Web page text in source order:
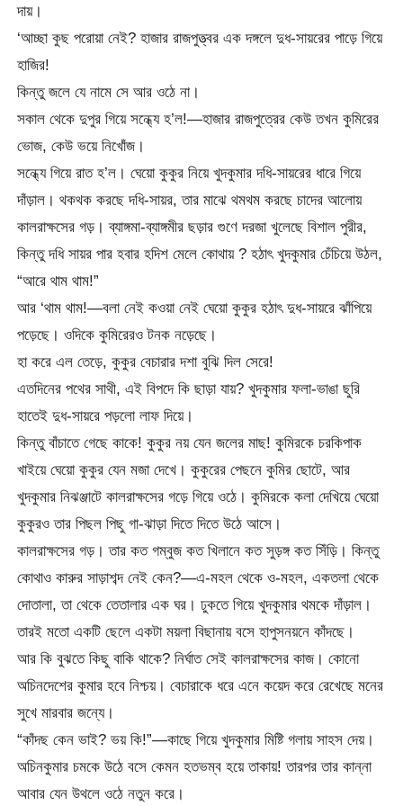
দায়।
‘আচ্ছা কুছ পরোয়া নেই? হাজার রাজপুত্ত্বর এক দঙ্গলে দুধ-সায়রের পাড়ে গিয়ে
হাজির!
কিন্তু জলে যে নামে সে আর ওঠে না।
সকাল থেকে দুপুর গিয়ে সন্ধ্যে হ’ল!—হাজার রাজপুত্রের কেউ তখন কুমিরের
ভোজ, কেউ ভয়ে নিখোঁজ।
সন্ধ্যে গিয়ে রাত হ’ল। ঘেয়ো কুকুর নিয়ে খুদকুমার দধি-সায়রের ধারে গিয়ে
দাঁড়াল। থকথক করছে দধি-সায়র, তার মাঝে থমথম করছে চাদের আলোয়
কালরাক্ষসের গড়। ব্যাঙ্গমা-ব্যাঙ্গমীর ছড়ার গুণে দরজা খুলেছে বিশাল পুরীর,
কিন্তু দধি সায়র পার হবার হদিশ মেলে কোথায় ? হঠাৎ খুদকুমার চেঁচিয়ে উঠল,
“আরে থাম থাম!”
আর ‘থাম থাম!—বলা নেই কওয়া নেই ঘেয়ো কুকুর হঠাৎ দুধ-সায়রে ঝাঁপিয়ে
পড়েছে। ওদিকে কুমিরেরও টনক নড়েছে।
হা করে এল তেড়ে, কুকুর বেচারার দশা বুঝি দিল সেরে!
এতদিনের পথের সাথী, এই বিপদে কি ছাড়া যায়? খুদকুমার ফলা-ভাঙা ছুরি
হাতেই দুধ-সায়রে পড়লো লাফ দিয়ে।
কিন্তু বাঁচাতে গেছে কাকে! কুকুর নয় যেন জলের মাছ! কুমিরকে চরকিপাক
খাইয়ে ঘেয়ো কুকুর যেন মজা দেখে। কুকুরের পেছনে কুমির ছোটে, আর
খুদকুমার নিঝঞ্জাটে কালরাক্ষসের গড়ে গিয়ে ওঠে। কুমিরকে কলা দেখিয়ে ঘেয়ো
কুকুরও তার পিছল পিছু গা-ঝাড়া দিতে দিতে উঠে আসে।
কালরাক্ষসের গড়। তার কত গম্বুজ কত খিলানে কত সুড়ঙ্গ কত সিঁড়ি। কিন্তু
কোথাও কারুর সাড়াশব্দ নেই কেন?—এ-মহল থেকে ও-মহল, একতলা থেকে
দোতালা, তা থেকে তেতালার এক ঘর। ঢুকতে গিয়ে খুদকুমার থমকে দাঁড়াল।
তারই মতো একটি ছেলে একটা ময়লা বিছানায় বসে হাপুসনয়নে কাঁদছে।
আর কি বুঝতে কিছু বাকি থাকে? নির্ঘাত সেই কালরাক্ষসের কাজ। কোনো
অচিনদেশের কুমার হবে নিশ্চয়। বেচারাকে ধরে এনে কয়েদ করে রেখেছে মনের
সুখে মারবার জন্যে।
“কাঁদছ কেন ভাই? ভয় কি!”—কাছে গিয়ে খুদকুমার মিষ্টি গলায় সাহস দেয়।
অচিনকুমার চমকে উঠে বসে কেমন হতভম্ব হয়ে তাকায়! তারপর তার কান্না
আবার যেন উথলে ওঠে নতুন করে।